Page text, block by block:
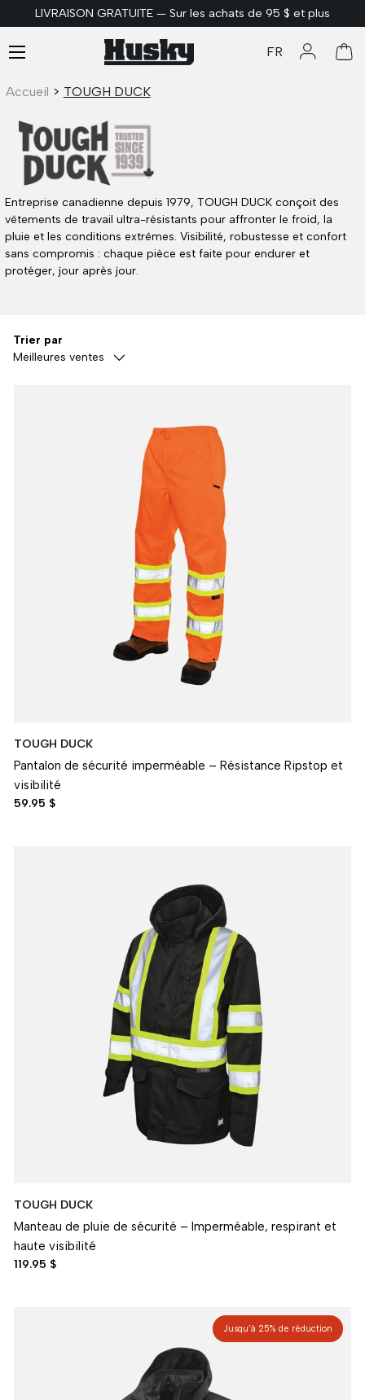
ALLER AU CONTENU
LIVRAISON GRATUITE — Sur les achats de 95 $ et plus
FR Se
Accueil > TOUGH DUCK
Entreprise canadienne depuis 1979, TOUGH DUCK conçoit des
vêtements de travail ultra-résistants pour affronter le froid, la
pluie et les conditions extrêmes. Visibilité, robustesse et confort
sans compromis : chaque pièce est faite pour endurer et
protéger, jour après jour.
Trier par
Meilleures ventes
TOUGH DUCK
Pantalon de sécurité imperméable – Résistance Ripstop et
visibilité
59.95 $
TOUGH DUCK
Manteau de pluie de sécurité – Imperméable, respirant et
haute visibilité
119.95 $
Jusqu’à 25% de réduction